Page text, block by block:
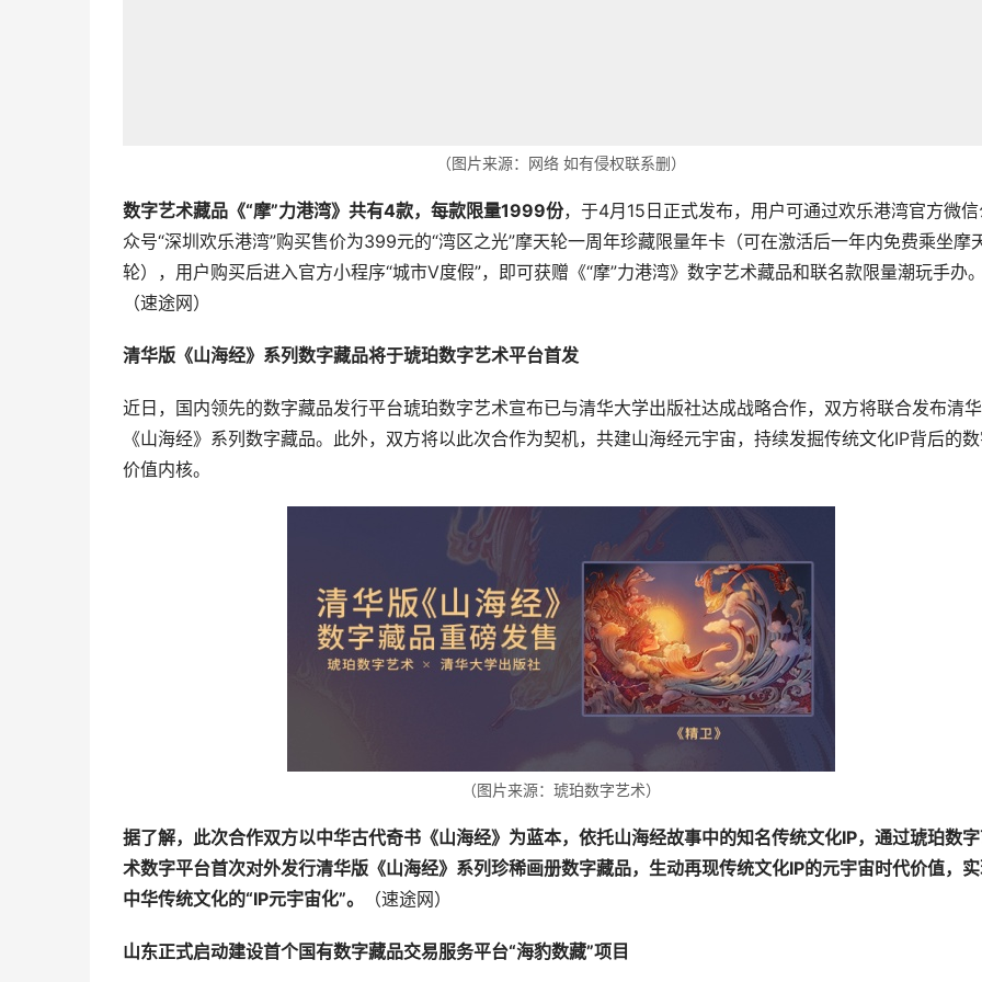
数字艺术藏品《“摩”力港湾》共有4款，每款限量1999份 ，于4月15日正式发布，用户可通过欢乐港湾官方微信
众号“深圳欢乐港湾”购买售价为399元的“湾区之光”摩天轮一周年珍藏限量年卡（可在激活后一年内免费乘坐摩
轮），用户购买后进入官方小程序“城市V度假”，即可获赠《“摩”力港湾》数字艺术藏品和联名款限量潮玩手办
（速途网）
清华版《山海经》系列数字藏品将于琥珀数字艺术平台首发
近日，国内领先的数字藏品发行平台琥珀数字艺术宣布已与清华大学出版社达成战略合作，双方将联合发布清华
《山海经》系列数字藏品。此外，双方将以此次合作为契机，共建山海经元宇宙，持续发掘传统文化IP背后的
价值内核。
据了解，此次合作双方以中华古代奇书《山海经》为蓝本，依托山海经故事中的知名传统文化IP，通过琥珀数字
术数字平台首次对外发行清华版《山海经》系列珍稀画册数字藏品，生动再现传统文化IP的元宇宙时代价值，
中华传统文化的“IP元宇宙化”。（速途网）
山东正式启动建设首个国有数字藏品交易服务平台“海豹数藏”项目
近日，由山东省互联网传媒集团和山东文化产权交易所联手打造的山东首个国有数字藏品交易服务平台——“海豹